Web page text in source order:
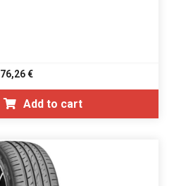
76,26€
Add to cart